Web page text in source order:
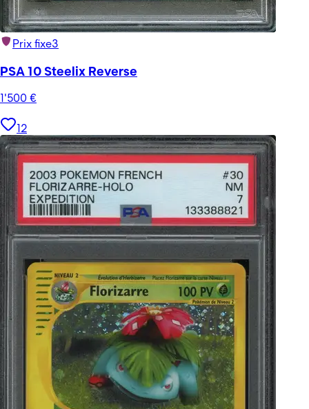
Prix fixe3
PSA 10 Steelix Reverse
1'500 €
12